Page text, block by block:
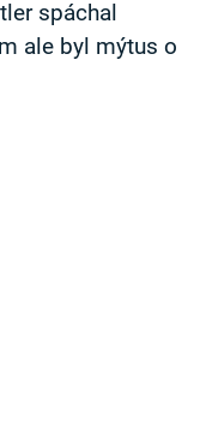
spáchal
ale byl mýtus o